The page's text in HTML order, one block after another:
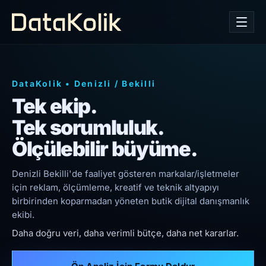
DataKolik • Denizli / Bekilli
Tek ekip.
Tek sorumluluk.
Ölçülebilir büyüme.
Denizli Bekilli'de faaliyet gösteren markalar/işletmeler
için reklam, ölçümleme, kreatif ve teknik altyapıyı
birbirinden koparmadan yöneten butik dijital danışmanlık
ekibi.
Daha doğru veri, daha verimli bütçe, daha net kararlar.